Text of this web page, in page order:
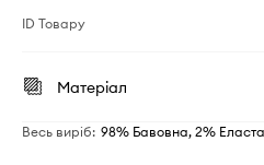
ID Товару
Матеріал
Весь виріб: 98% Бавовна, 2%